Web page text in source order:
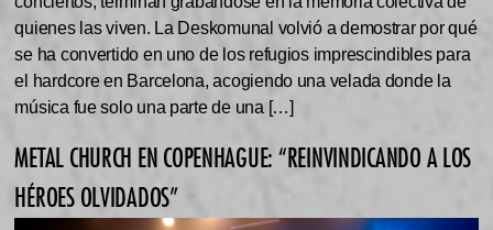
quienes las viven. La Deskomunal volvió a demostrar por qué
se ha convertido en uno de los refugios imprescindibles para
el hardcore en Barcelona, acogiendo una velada donde la
música fue solo una parte de una […]
METAL CHURCH EN COPENHAGUE: “REINVINDICANDO A LOS
HÉROES OLVIDADOS”